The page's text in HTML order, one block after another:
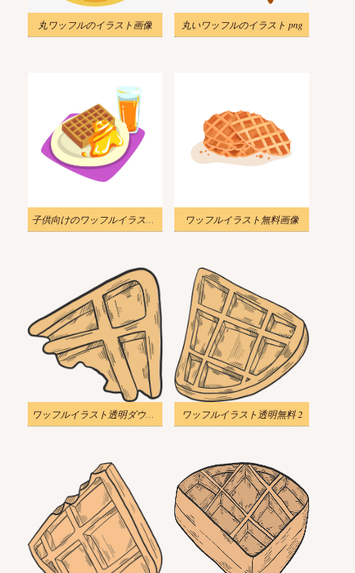
丸ワッフルのイラスト画像 丸いワッフルのイラスト png
子供向けのワッフルイラスト無料 ワッフルイラスト無料画像
ワッフルイラスト透明ダウンロード ワッフルイラスト透明無料 2